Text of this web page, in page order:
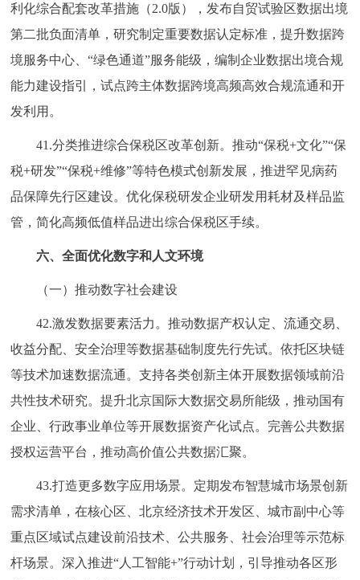
利化综合配套改革措施（2.0版），发布自贸试验区数据出境
第二批负面清单，研究制定重要数据认定标准，提升数据跨
境服务中心、“绿色通道”服务能级，编制企业数据出境合规
能力建设指引，试点跨主体数据跨境高频高效合规流通和开
发利用。
41.分类推进综合保税区改革创新。推动“保税+文化”“保
税+研发”“保税+维修”等特色模式创新发展，推进罕见病药
品保障先行区建设。优化保税研发企业研发用耗材及样品监
管，简化高频低值样品进出综合保税区手续。
六、全面优化数字和人文环境
（一）推动数字社会建设
42.激发数据要素活力。推动数据产权认定、流通交易、
收益分配、安全治理等数据基础制度先行先试。依托区块链
等技术加速数据流通。支持各类创新主体开展数据领域前沿
共性技术研究。提升北京国际大数据交易所能级，推动国有
企业、行政事业单位等开展数据资产化试点。完善公共数据
授权运营平台，推动高价值公共数据汇聚。
43.打造更多数字应用场景。定期发布智慧城市场景创新
需求清单，在核心区、北京经济技术开发区、城市副中心等
重点区域试点建设前沿技术、公共服务、社会治理等示范标
杆场景。深入推进“人工智能+”行动计划，引导推动各区形